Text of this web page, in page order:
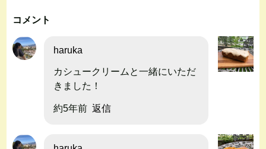
コメント
haruka
カシュークリームと一緒にいただ
きました！
約5年前 返信